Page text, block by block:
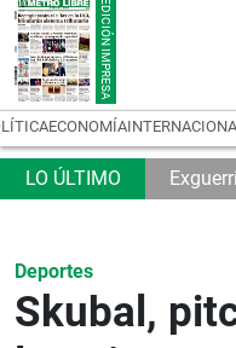
ECONOMÍA
Deportes
Skubal,